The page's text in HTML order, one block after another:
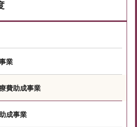
業
費助成事業
成事業